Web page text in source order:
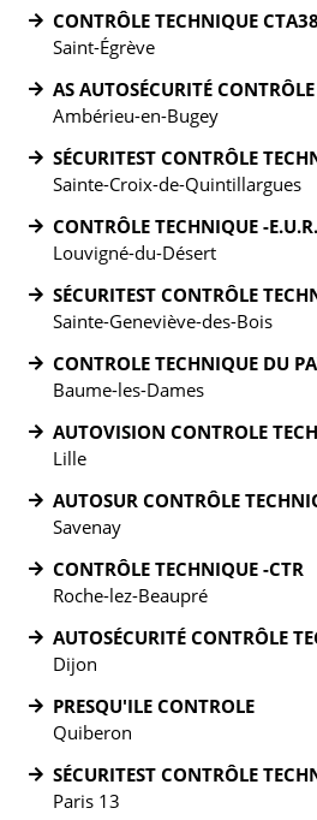
CONTRÔLE TECHNIQUE CTA38
Saint-Égrève
AS AUTOSÉCURITÉ
Ambérieu-en-Bugey
SÉCURITEST CONTRÔLE
Sainte-Croix-de-Quintillargues
CONTRÔLE TECHNIQUE -
Louvigné-du-Désert
SÉCURITEST CONTRÔLE
Sainte-Geneviève-des-Bois
CONTROLE TECHNIQUE DU
Baume-les-Dames
AUTOVISION CONTROLE
Lille
AUTOSUR CONTRÔLE
Savenay
CONTRÔLE TECHNIQUE -CTR
Roche-lez-Beaupré
AUTOSÉCURITÉ CONTRÔLE
Dijon
PRESQU'ILE CONTROLE
Quiberon
SÉCURITEST CONTRÔLE
Paris 13